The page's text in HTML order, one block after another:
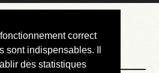
correct
sont indispensables. Il
des statistiques
»